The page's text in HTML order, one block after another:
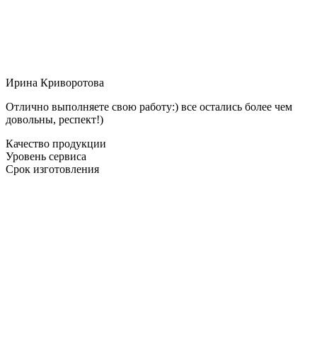
Ирина Криворотова
Отлично выполняете свою работу:) все остались более чем
довольны, респект!)
Качество продукции
Уровень сервиса
Срок изготовления